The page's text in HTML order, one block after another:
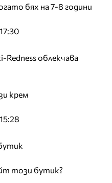
бях на 7-8 години
Redness облекчава
крем
този бутик?